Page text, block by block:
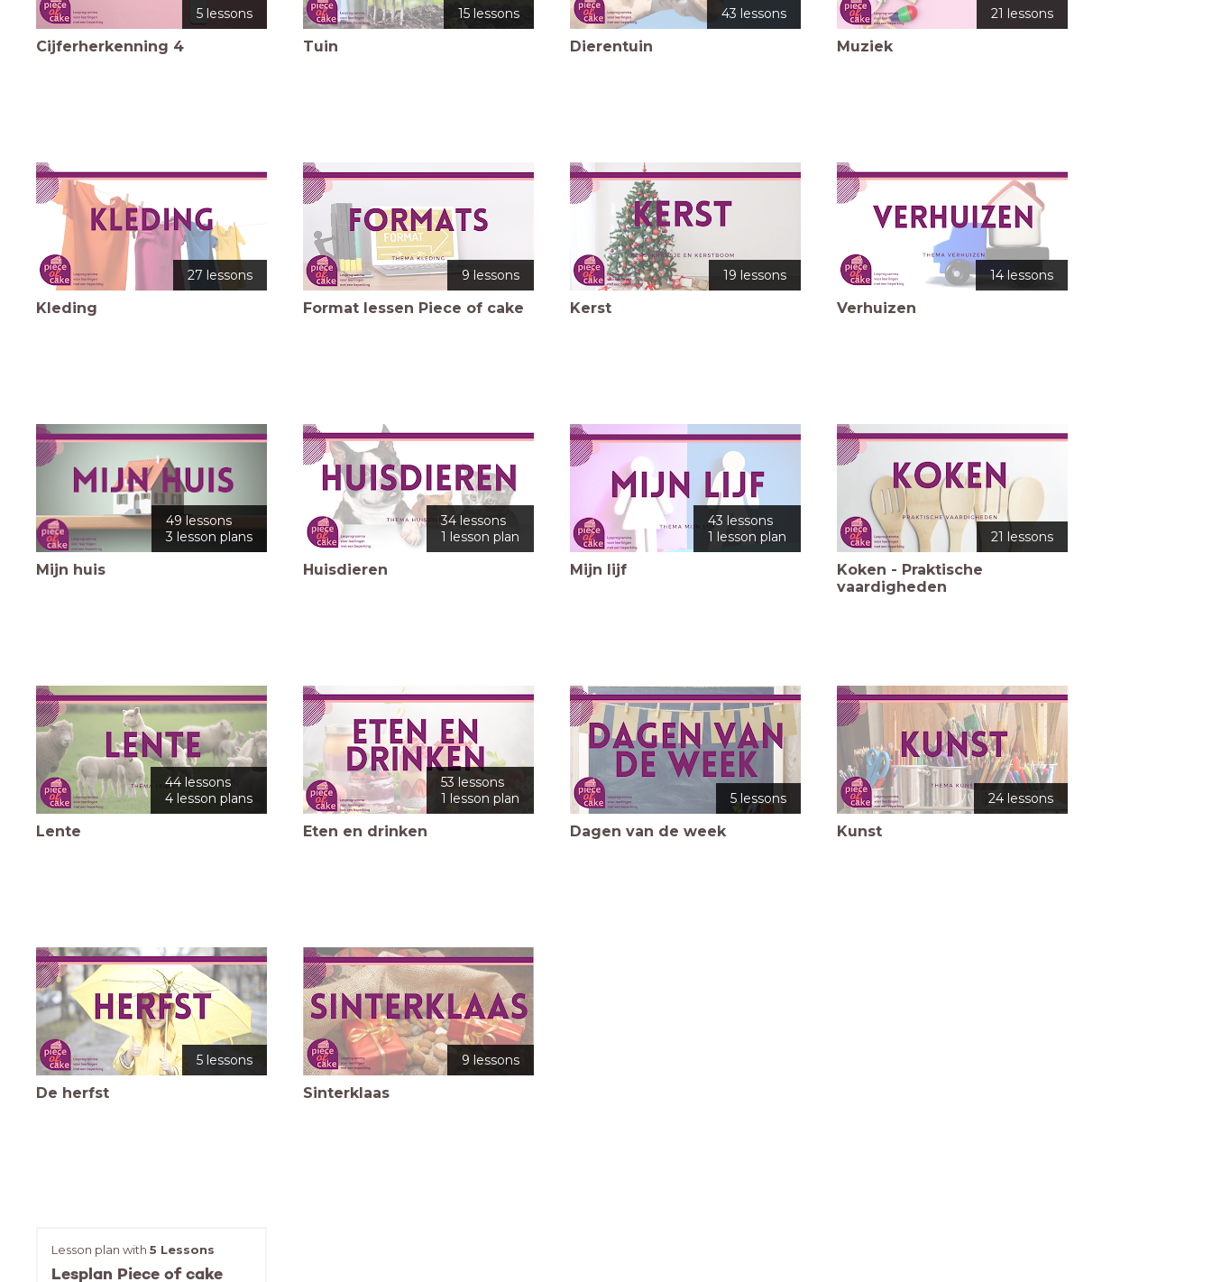
5 lessons
Cijferherkenning 4
15 lessons
Tuin
43 lessons
Dierentuin
21 lessons
Muziek
27 lessons
Kleding
9 lessons
Format lessen Piece of cake
19 lessons
Kerst
14 lessons
Verhuizen
49 lessons
3 lesson plans
Mijn huis
34 lessons
1 lesson plan
Huisdieren
43 lessons
1 lesson plan
Mijn lijf
21 lessons
Koken - Praktische
vaardigheden
44 lessons
4 lesson plans
Lente
53 lessons
1 lesson plan
Eten en drinken
5 lessons
Dagen van de week
24 lessons
Kunst
5 lessons
De herfst
9 lessons
Sinterklaas
Lesson plan with 5 Lessons
Lesplan Piece of cake